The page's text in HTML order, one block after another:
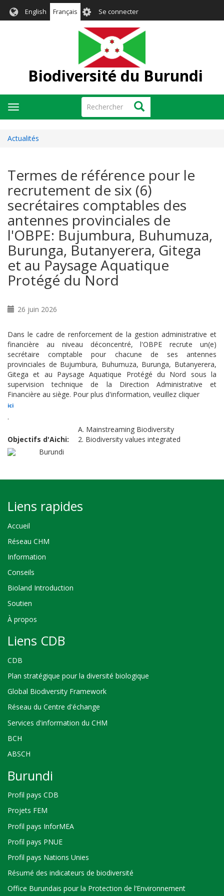
English Français User
account
menu
Se connecter
Biodiversité du Burundi
Rechercher Rechercher
Toggle
navigation
Actualités
Termes de référence pour le
recrutement de six (6)
secrétaires comptables des
antennes provinciales de
l'OBPE: Bujumbura, Buhumuza,
Burunga, Butanyerera, Gitega
et au Paysage Aquatique
Protégé du Nord
26 juin 2026
Dans le cadre de renforcement de la gestion administrative et
financière au niveau déconcentré, l'OBPE recrute un(e)
secrétaire comptable pour chacune de ses antennes
provinciales de Bujumbura, Buhumuza, Burunga, Butanyerera,
Gitega et au Paysage Aquatique Protégé du Nord sous la
supervision technique de la Direction Administrative et
Financière au siège. Pour plus d'information, veuillez cliquer
ici
.
Objectifs d'Aichi
A. Mainstreaming Biodiversity
2. Biodiversity values integrated
Burundi
Liens rapides
Accueil
Réseau CHM
Information
Conseils
Bioland Introduction
Soutien
À propos
Liens CDB
CDB
Plan stratégique pour la diversité biologique
Global Biodiversity Framework
Réseau du Centre d'échange
Services d'information du CHM
BCH
ABSCH
Burundi
Profil pays CDB
Projets FEM
Profil pays InforMEA
Profil pays PNUE
Profil pays Nations Unies
Résumé des indicateurs de biodiversité
Office Burundais pour la Protection de l’Environnement